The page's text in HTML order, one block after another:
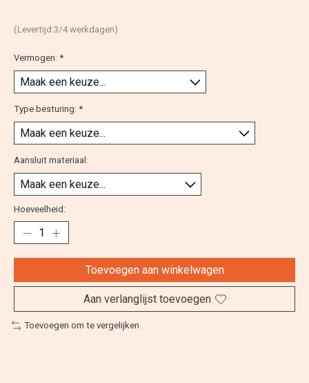
(Levertijd:3/4 werkdagen)
Vermogen: *
Type besturing: *
Aansluit materiaal:
Hoeveelheid:
Toevoegen aan winkelwagen
Aan verlanglijst toevoegen
Toevoegen om te vergelijken